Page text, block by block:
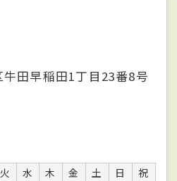
田早稲田1丁目23番8号
火 水 木 金 土 日
祝